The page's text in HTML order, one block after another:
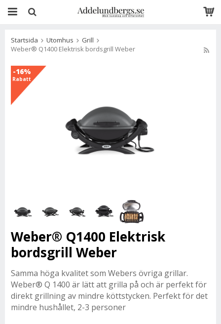
Startsida Utomhus
Grill
Weber® Q1400 Elektrisk bordsgrill Weber
-16%
Rabatt
Weber® Q1400 Elektrisk
bordsgrill Weber
Samma höga kvalitet som Webers övriga grillar.
Weber® Q 1400 är lätt att grilla på och är perfekt för
direkt grillning av mindre köttstycken. Perfekt för det
mindre hushållet, 2-3 personer